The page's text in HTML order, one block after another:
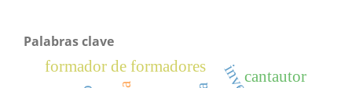
Palabras clave
formador de formadores
cantautor